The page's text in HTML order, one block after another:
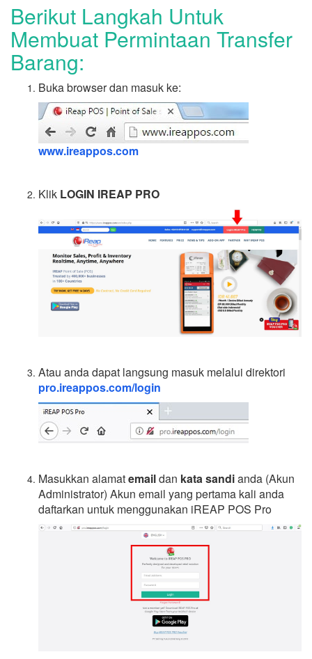
Berikut Langkah Untuk
Membuat Permintaan Transfer
Barang:
Buka browser dan masuk ke:
www.ireappos.com
Klik LOGIN IREAP PRO
Atau anda dapat langsung masuk melalui direktori
pro.ireappos.com/login
Masukkan alamatemaildan kata sandianda (Akun
Administrator) Akun email yang pertama kali anda
daftarkan untuk menggunakan iREAP POS Pro